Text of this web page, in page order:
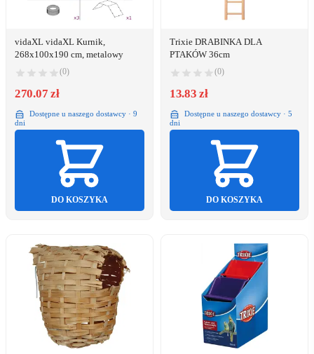
vidaXL vidaXL Kurnik,
268x100x190 cm, metalowy
(0)
270.07 zł
Dostępne u naszego dostawcy · 9
dni
DO KOSZYKA
Trixie DRABINKA DLA
PTAKÓW 36cm
(0)
13.83 zł
Dostępne u naszego dostawcy · 5
dni
DO KOSZYKA